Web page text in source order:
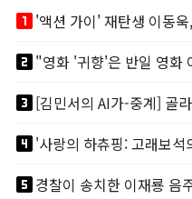
looks_one
looks_two"영화 '귀향'은 반일 영화
looks_3
looks_4'사랑의 하츄핑: 고래보
looks_5